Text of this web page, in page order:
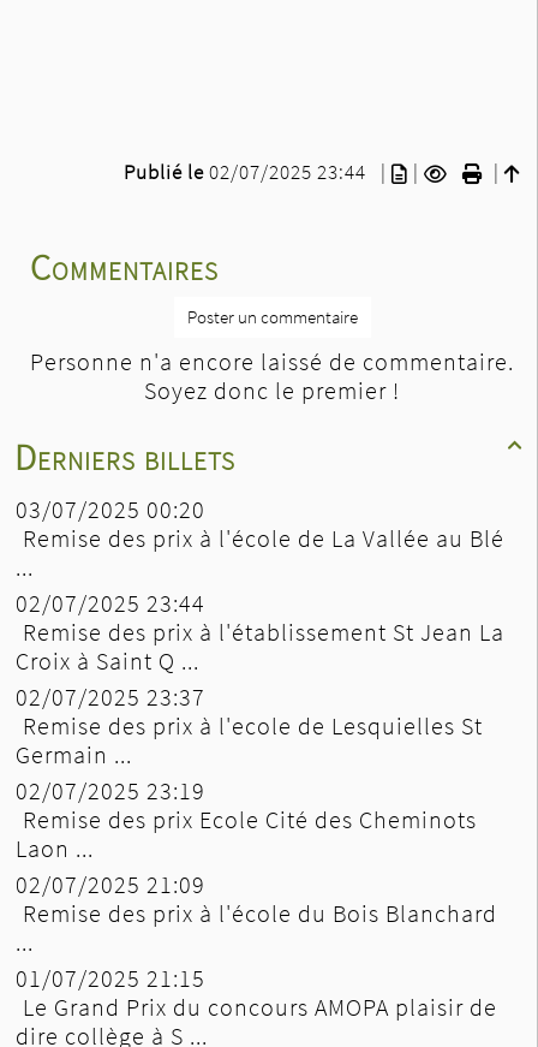

Derniers billets
03/07/2025 00:20
Remise des prix à l'école de La Vallée au Blé
...
02/07/2025 23:44
Remise des prix à l'établissement St Jean La
Croix à Saint Q ...
02/07/2025 23:37
Remise des prix à l'ecole de Lesquielles St
Germain ...
02/07/2025 23:19
Remise des prix Ecole Cité des Cheminots
Laon ...
02/07/2025 21:09
Remise des prix à l'école du Bois Blanchard
...
01/07/2025 21:15
Le Grand Prix du concours AMOPA plaisir de
dire collège à S ...
Publié le02/07/2025 23:44 |
Commentaires
Poster un commentaire
Personne n'a encore laissé de commentaire.
Soyez donc le premier !